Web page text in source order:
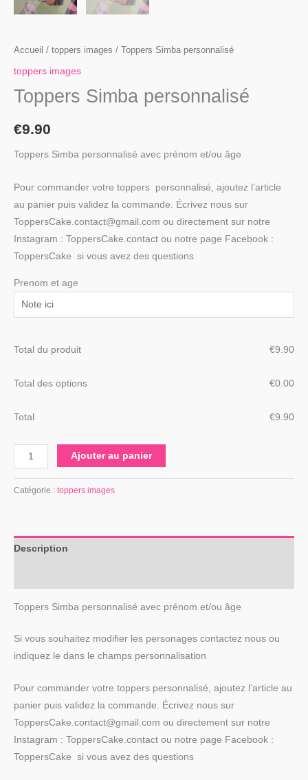
Accueil / toppers images / Toppers Simba personnalisé
toppers images
Toppers Simba personnalisé
€9.90
Toppers Simba personnalisé avec prénom et/ou âge
Pour commander votre toppers personnalisé, ajoutez l’article
au panier puis validez la commande. Écrivez nous sur
ToppersCake.contact@gmail.com ou directement sur notre
Instagram : ToppersCake.contact ou notre page Facebook :
ToppersCake si vous avez des questions
Prenom et age
Total du produit €‎9.90
Total des options €‎0.00
Total €‎9.90
Ajouter au panier
Catégorie : toppers images
Description
Toppers Simba personnalisé avec prénom et/ou âge
Si vous souhaitez modifier les personages contactez nous ou
indiquez le dans le champs personnalisation
Pour commander votre toppers personnalisé, ajoutez l’article au
panier puis validez la commande. Écrivez nous sur
ToppersCake.contact@gmail.com ou directement sur notre
Instagram : ToppersCake.contact ou notre page Facebook :
ToppersCake si vous avez des questions